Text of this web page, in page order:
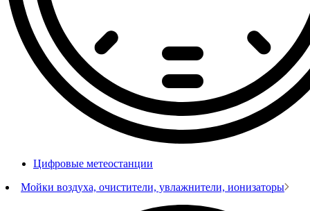
Цифровые метеостанции
Мойки воздуха, очистители, увлажнители, ионизаторы